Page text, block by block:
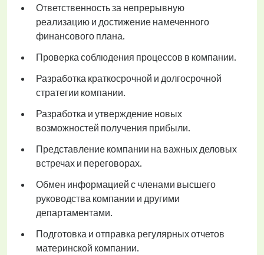
Ответственность за непрерывную
реализацию и достижение намеченного
финансового плана.
Проверка соблюдения процессов в компании.
Разработка краткосрочной и долгосрочной
стратегии компании.
Разработка и утверждение новых
возможностей получения прибыли.
Представление компании на важных деловых
встречах и переговорах.
Обмен информацией с членами высшего
руководства компании и другими
департаментами.
Подготовка и отправка регулярных отчетов
материнской компании.